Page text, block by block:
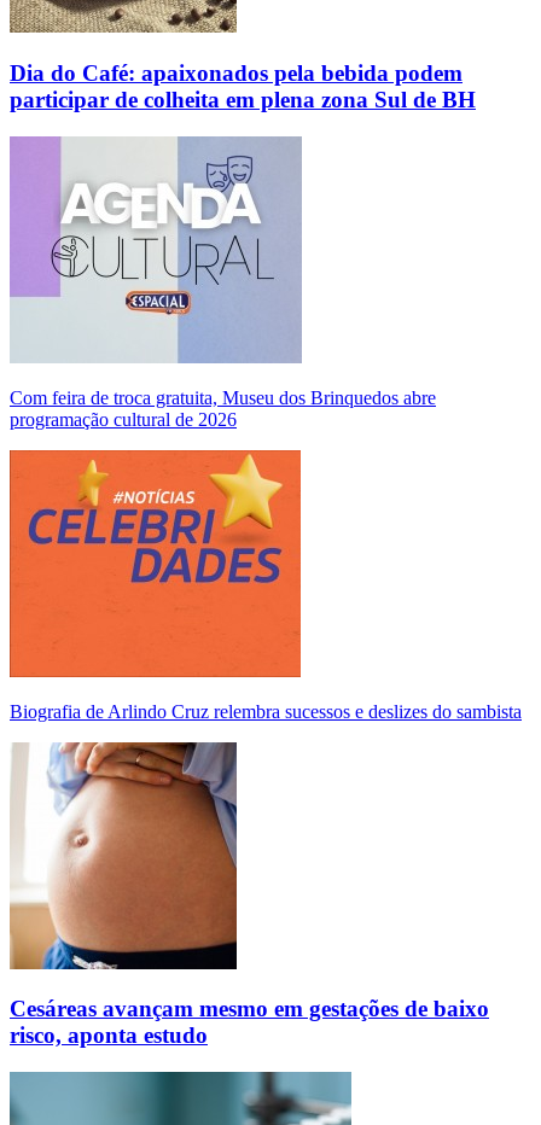
Dia do Café: apaixonados pela bebida podem
participar de colheita em plena zona Sul de BH
Com feira de troca gratuita, Museu dos Brinquedos abre
programação cultural de 2026
Biografia de Arlindo Cruz relembra sucessos e deslizes do sambista
Cesáreas avançam mesmo em gestações de baixo
risco, aponta estudo